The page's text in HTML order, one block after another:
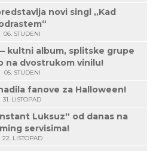
novi singl „Kad
06. STUDENI
kultni album, splitske grupe
na dvostrukom vinilu!
05. STUDENI
fanove za Halloween!
31. LISTOPAD
Luksuz“ od danas na
servisima!
22. LISTOPAD